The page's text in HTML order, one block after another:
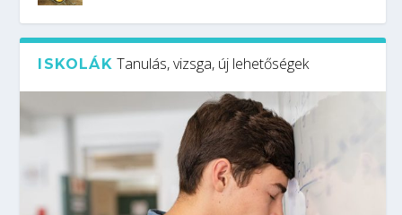
ISKOLÁK Tanulás, vizsga, új lehetőségek